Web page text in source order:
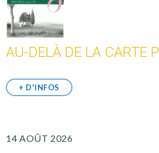
AU-DELÀ DE LA CARTE
+ D'INFOS
14 AOÛT 2026